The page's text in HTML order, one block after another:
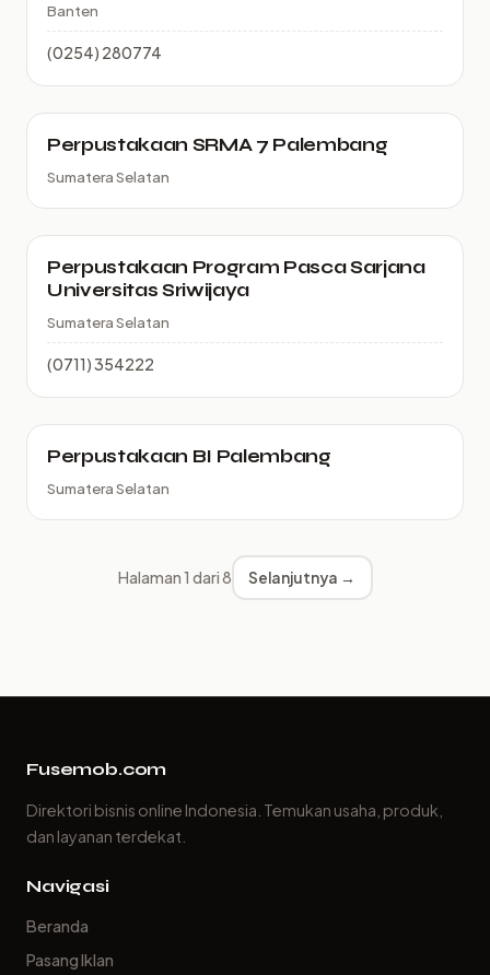
Banten
(0254) 280774
Perpustakaan SRMA 7 Palembang
Sumatera Selatan
Perpustakaan Program Pasca Sarjana
Universitas Sriwijaya
Sumatera Selatan
(0711) 354222
Perpustakaan BI Palembang
Sumatera Selatan
Halaman 1 dari 8 Selanjutnya →
Fusemob.com
Direktori bisnis online Indonesia. Temukan usaha, produk,
dan layanan terdekat.
Navigasi
Beranda
Pasang Iklan